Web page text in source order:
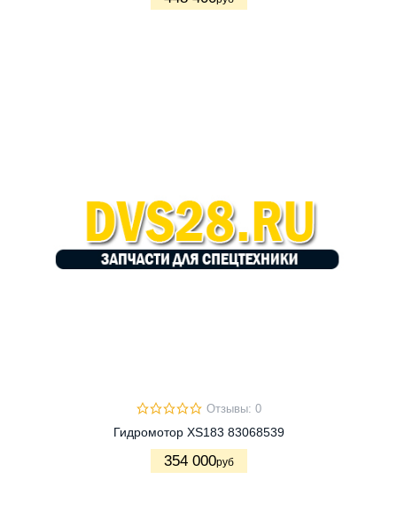
Отзывы: 0
Гидромотор XS183 83068539
354 000руб